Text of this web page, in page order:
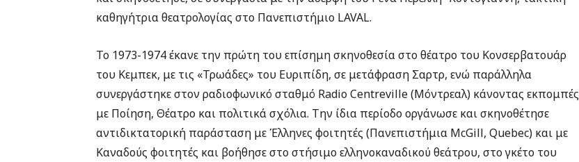
καθηγήτρια θεατρολογίας στο Πανεπιστήμιο LAVAL.
Το 1973-1974 έκανε την πρώτη του επίσημη σκηνοθεσία στο θέατρο του Κονσερβατουάρ
του Κεμπεκ, με τις «Τρωάδες» του Ευριπίδη, σε μετάφραση Σαρτρ, ενώ παράλληλα
συνεργάστηκε στον ραδιοφωνικό σταθμό Radio Centreville (Μόντρεαλ) κάνοντας εκπομπές
με Ποίηση, Θέατρο και πολιτικά σχόλια. Την ίδια περίοδο οργάνωσε και σκηνοθέτησε
αντιδικτατορική παράσταση με Έλληνες φοιτητές (Πανεπιστήμια McGill, Quebec) και με
Καναδούς φοιτητές και βοήθησε στο στήσιμο ελληνοκαναδικού θεάτρου, στο γκέτο του